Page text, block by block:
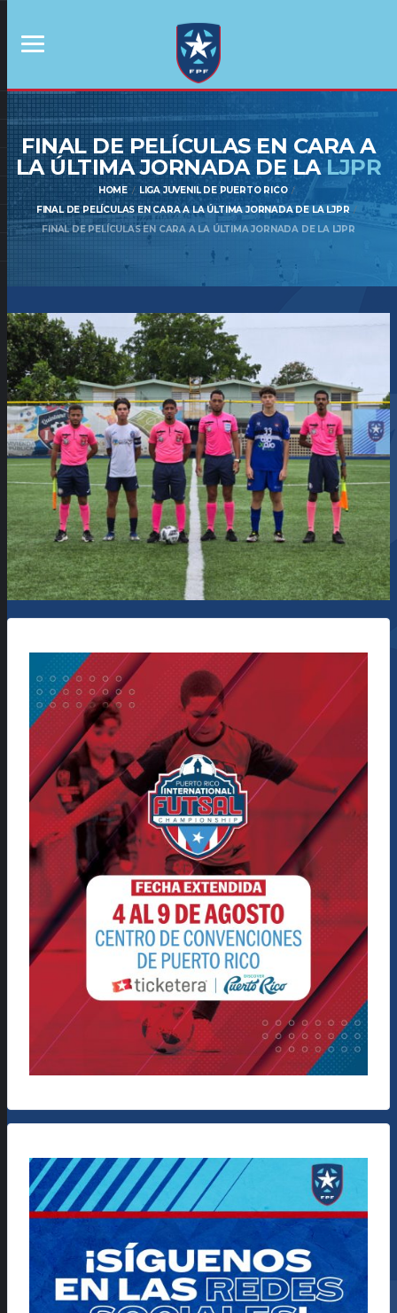
FINAL DE PELÍCULAS EN CARA A
LA ÚLTIMA JORNADA DE LA LJPR
HOME
LIGA JUVENIL DE PUERTO RICO
FINAL DE PELÍCULAS EN CARA A LA ÚLTIMA JORNADA DE LA LJPR
FINAL DE PELÍCULAS EN CARA A LA ÚLTIMA JORNADA DE LA LJPR